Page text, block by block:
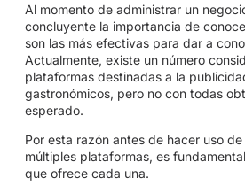
Al momento de administrar un
concluyente la importancia de
son las más efectivas para dar a
Actualmente, existe un número
plataformas destinadas a la
gastronómicos, pero no con todas
esperado.
Por esta razón antes de hacer uso
múltiples plataformas, es
que ofrece cada una.